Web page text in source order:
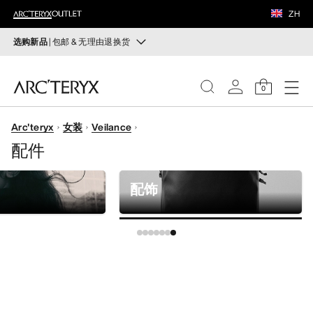
ZH
选购新品| 包邮 & 无理由退换货
运动员的需求，设计师的动力——在优化现有畅销产品的
同时，启发全新的解决方案。新款装备定期上架。
选购女士
无理由退换货
改变主意了？ 30天内购买的符合条件的商品可退换货。
开始免费退货。
0
女士
男士
鞋履
装备
VEILANCE
发现
Arc'teryx 女装 Veilance
配件
配饰